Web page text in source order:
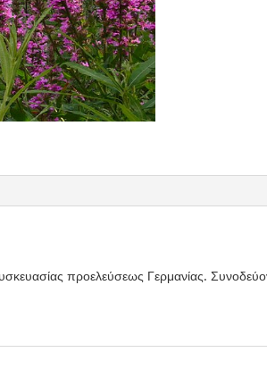
προελεύσεως Γερμανίας.